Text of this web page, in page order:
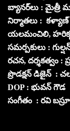
బ్యానర్‌లు : మైత్రీ
నిర్మాతలు :
యలమంచిలి,
సమర్పకులు :
రచన, దర్శకత్వం :
ప్రొడక్షన్ డిజైన్ :
DOP : భువన్ గౌడ
సంగీతం : రవి